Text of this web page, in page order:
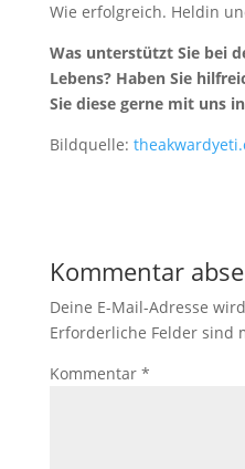
Wie erfolgreich. Heldin
Was unterstützt Sie bei
Lebens? Haben Sie
Sie diese gerne mit uns
Bildquelle:
Kommentar
Deine E-Mail-Adresse
Erforderliche Felder sind
Kommentar *